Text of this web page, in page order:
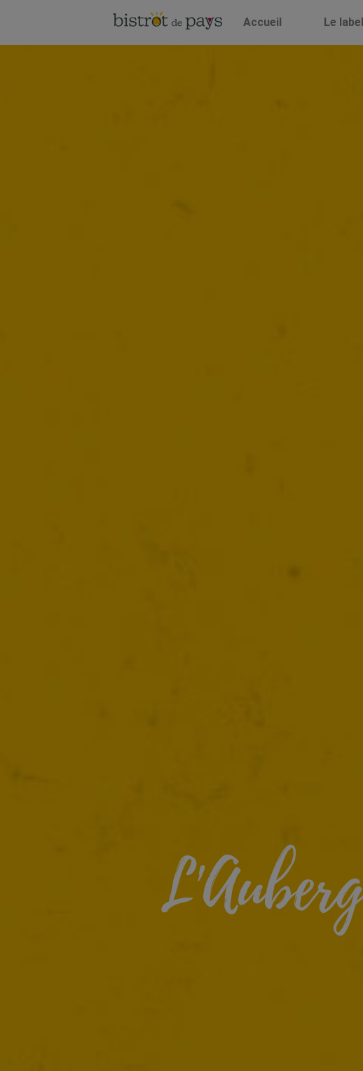
Accueil Le label